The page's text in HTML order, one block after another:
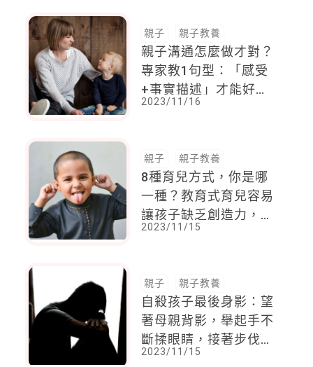
親子 親子教養
親子溝通怎麼做才對？
專家教1句型：「感受
+事實描述」才能好好
說話
2023/11/16
親子 親子教養
8種育兒方式，你是哪
一種？教育式育兒容易
讓孩子缺乏創造力，不
想小孩太早叛逆，請避
2023/11/15
親子 親子教養
自殺孩子最後身影：望
著母親背影，舉起手不
斷揉眼睛，接著步伐堅
定走回大樓跳下。讀戴
2023/11/15